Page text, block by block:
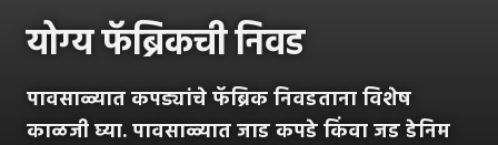
योग्य फॅब्रिकची निवड
पावसाळ्यात कपड्यांचे फॅब्रिक निवडताना विशेष
काळजी घ्या. पावसाळ्यात जाड कपडे किंवा जड डेनिम